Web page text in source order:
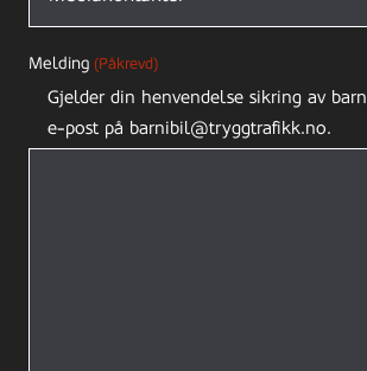
Melding (Påkrevd)
Gjelder din henvendelse sikring av
e-post på barnibil@tryggtrafikk.no.